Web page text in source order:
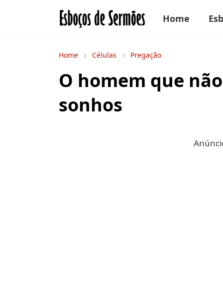
Home
Home Células Pregação
O homem que
sonhos